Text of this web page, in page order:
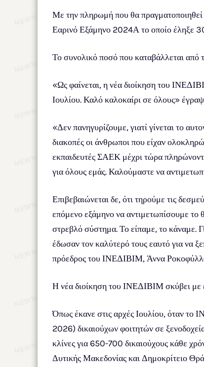
Με την πληρωμή που θα
Εαρινό Εξάμηνο 2024Α το οποίο έληξε
Το συνολικό ποσό που καταβάλλεται από
«Ως φαίνεται, η νέα διοίκηση του
Ιουλίου. Καλό καλοκαίρι σε όλους»
«Δεν πανηγυρίζουμε, γιατί γίνεται το
διακοπές οι άνθρωποι που είχαν
εκπαιδευτές ΣΑΕΚ μέχρι τώρα
για όλους εμάς. Καλούμαστε να
Επιβεβαιώνεται δε, ότι τηρούμε τις
επόμενο εξάμηνο να αντιμετωπίσουμε
στρεβλό σύστημα. Το είπαμε, το κάναμε.
έδωσαν τον καλύτερό τους εαυτό για να
πρόεδρος του ΙΝΕΔΙΒΙΜ, Άννα
Η νέα διοίκηση του ΙΝΕΔΙΒΙΜ σκύβει με
Όπως έκανε στις αρχές Ιουλίου, όταν
2026) δικαιούχων φοιτητών σε
κλίνες για 650-700 δικαιούχους κάθε
Δυτικής Μακεδονίας και Δημοκρίτειο